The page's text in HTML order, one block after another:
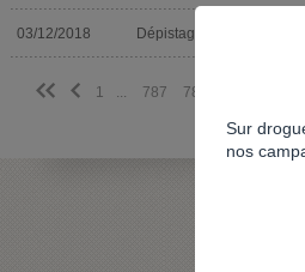
03/12/2018 Dépistage
<< < 1 787 788
Sur
nos